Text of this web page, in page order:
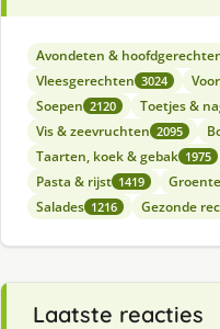
Avondeten &
Vleesgerechten 3024
Soepen 2120 Toetjes &
Vis & zeevruchten 2095
Taarten, koek & gebak 1975
Pasta & rijst 1419
Salades 1216 Gezonde
Laatste reacties